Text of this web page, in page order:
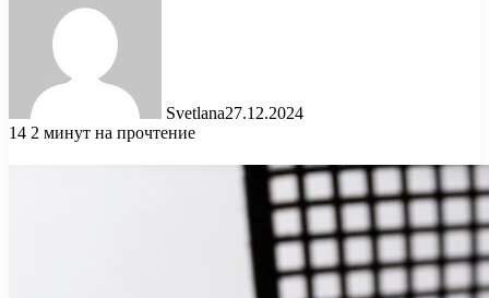
Svetlana27.12.2024
14 2 минут на прочтение